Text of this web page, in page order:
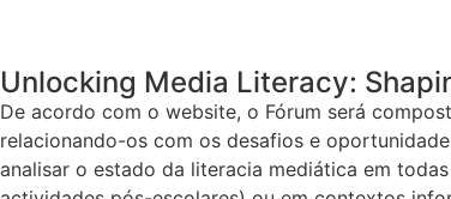
Unlocking Media Literacy:
De acordo com o website, o Fórum será
relacionando-os com os desafios e
analisar o estado da literacia mediática em